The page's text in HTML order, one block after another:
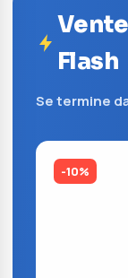
Vente
Flash
Se termine
-10%